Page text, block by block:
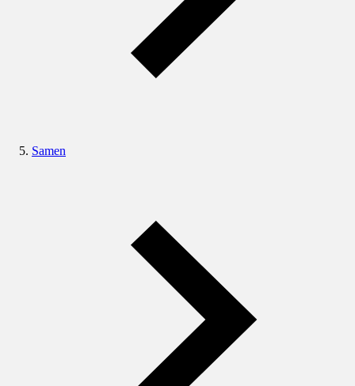
Samen